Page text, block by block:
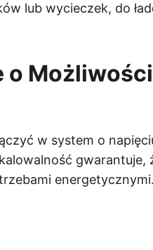
lub wycieczek, do
o Możliwości
w system o
gwarantuje,
energetycznymi.